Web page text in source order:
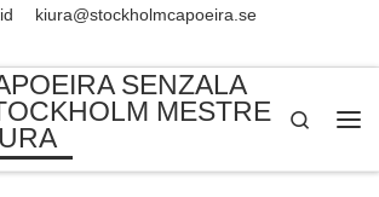
kiura@stockholmcapoeira.se
SENZALA
MESTRE
Search